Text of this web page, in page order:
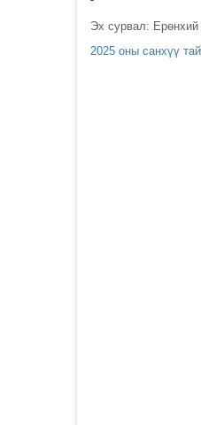
Эх сурвал:
2025 оны санхүү